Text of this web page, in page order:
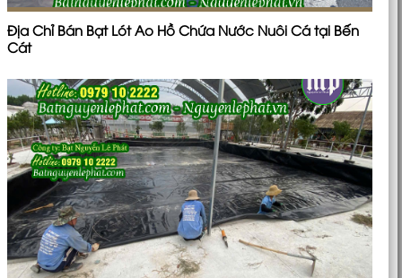
Địa Chỉ Bán Bạt Lót Ao Hồ Chứa Nước Nuôi Cá tại Bến
Cát